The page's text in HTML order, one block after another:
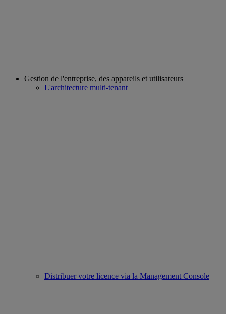
Gestion de l'entreprise, des appareils et utilisateurs
L'architecture multi-tenant
Distribuer votre licence via la Management Console